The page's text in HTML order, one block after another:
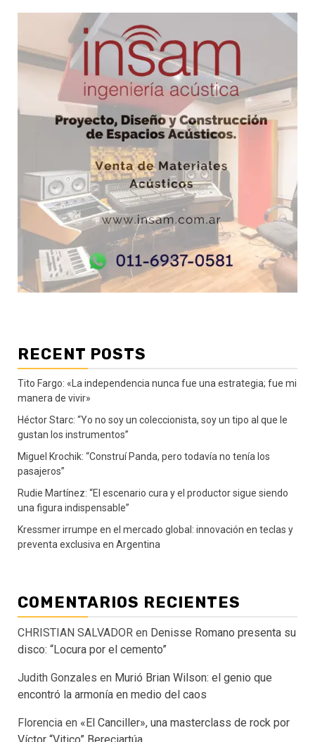
RECENT POSTS
Tito Fargo: «La independencia nunca fue una estrategia; fue mi
manera de vivir»
Héctor Starc: “Yo no soy un coleccionista, soy un tipo al que le
gustan los instrumentos”
Miguel Krochik: “Construí Panda, pero todavía no tenía los
pasajeros”
Rudie Martínez: “El escenario cura y el productor sigue siendo
una figura indispensable”
Kressmer irrumpe en el mercado global: innovación en teclas y
preventa exclusiva en Argentina
COMENTARIOS RECIENTES
CHRISTIAN SALVADOR en Denisse Romano presenta su
disco: “Locura por el cemento”
Judith Gonzales en Murió Brian Wilson: el genio que
encontró la armonía en medio del caos
Florencia en «El Canciller», una masterclass de rock por